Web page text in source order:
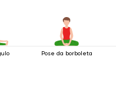
Pose da borboleta